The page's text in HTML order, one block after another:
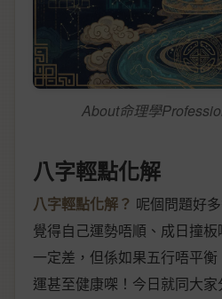
About命理學
八字輕點化解
八字輕點化解？ 呢個問題好
覺得自己運勢唔順、成日撞
一定差，但係如果五行唔平
運甚至健康㗎！今日就同大